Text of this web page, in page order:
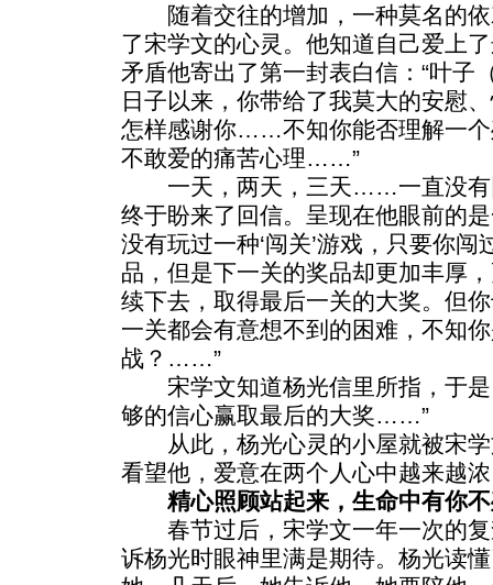
随着交往的增加，一种莫名的依
了宋学文的心灵。他知道自己爱上
矛盾他寄出了第一封表白信：“叶
日子以来，你带给了我莫大的安慰
怎样感谢你……不知你能否理解一个
不敢爱的痛苦心理……”
一天，两天，三天……一直没有
终于盼来了回信。呈现在他眼前的
没有玩过一种‘闯关’游戏，只要你
品，但是下一关的奖品却更加丰厚
续下去，取得最后一关的大奖。但
一关都会有意想不到的困难，不知
战？……”
宋学文知道杨光信里所指，于
够的信心赢取最后的大奖……”
从此，杨光心灵的小屋就被宋学
看望他，爱意在两个人心中越来越
精心照顾站起来，生命中有你
春节过后，宋学文一年一次的复
诉杨光时眼神里满是期待。杨光读